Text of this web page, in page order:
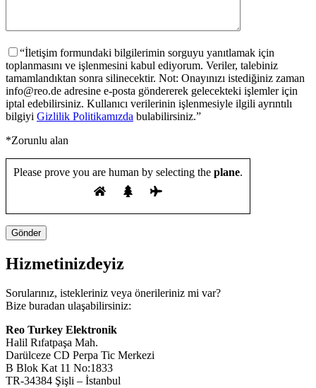
“İletişim formundaki bilgilerimin sorguyu yanıtlamak için
toplanmasını ve işlenmesini kabul ediyorum. Veriler, talebiniz
tamamlandıktan sonra silinecektir. Not: Onayınızı istediğiniz zaman
info@reo.de adresine e-posta göndererek gelecekteki işlemler için
iptal edebilirsiniz. Kullanıcı verilerinin işlenmesiyle ilgili ayrıntılı
bilgiyi Gizlilik Politikamızda bulabilirsiniz.”
*Zorunlu alan
Please prove you are human by selecting the plane.
Hizmetinizdeyiz
Sorularınız, istekleriniz veya önerileriniz mi var?
Bize buradan ulaşabilirsiniz:
Reo Turkey Elektronik
Halil Rıfatpaşa Mah.
Darülceze CD Perpa Tic Merkezi
B Blok Kat 11 No:1833
TR-34384 Şişli – İstanbul